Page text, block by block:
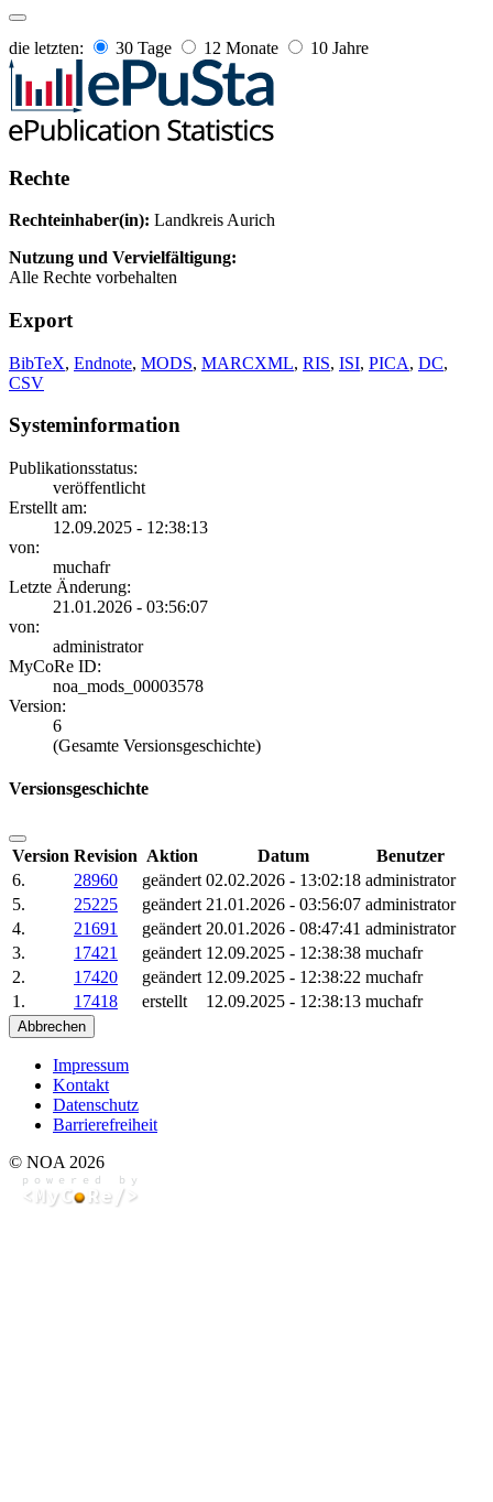
die letzten: 30 Tage 12 Monate 10 Jahre
Rechte
Rechteinhaber(in): Landkreis Aurich
Nutzung und Vervielfältigung:
Alle Rechte vorbehalten
Export
BibTeX, Endnote, MODS, MARCXML, RIS, ISI, PICA, DC,
CSV
Systeminformation
Publikationsstatus:
veröffentlicht
Erstellt am:
12.09.2025 - 12:38:13
von:
muchafr
Letzte Änderung:
21.01.2026 - 03:56:07
von:
administrator
MyCoRe ID:
noa_mods_00003578
Version:
6
(Gesamte Versionsgeschichte)
Versionsgeschichte
Version Revision Aktion Datum
Benutzer
6.
28960 geändert 02.02.2026 - 13:02:18 administrator
5.
25225 geändert 21.01.2026 - 03:56:07 administrator
4.
21691 geändert 20.01.2026 - 08:47:41 administrator
3.
17421 geändert 12.09.2025 - 12:38:38 muchafr
2.
17420 geändert 12.09.2025 - 12:38:22 muchafr
1.
17418 erstellt 12.09.2025 - 12:38:13 muchafr
Abbrechen
Impressum
Kontakt
Datenschutz
Barrierefreiheit
© NOA 2026